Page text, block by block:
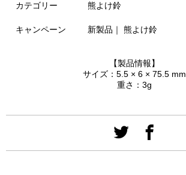
カテゴリー 熊よけ鈴
キャンペーン 新製品 ｜ 熊よけ鈴
【製品情報】
サイズ：5.5 × 6 × 75.5 mm
重さ：3g